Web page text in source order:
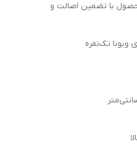
با تضمین اصالت و
تک‌نفره